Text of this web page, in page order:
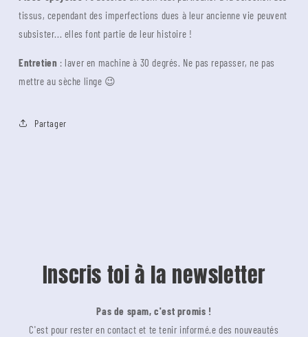
tissus, cependant des imperfections dues à leur ancienne vie peuvent
subsister... elles font partie de leur histoire !
Entretien : laver en machine à 30 degrés. Ne pas repasser, ne pas
mettre au sèche linge 😉
Partager
Inscris toi à la newsletter
Pas de spam, c'est promis !
C'est pour rester en contact et te tenir informé.e des nouveautés